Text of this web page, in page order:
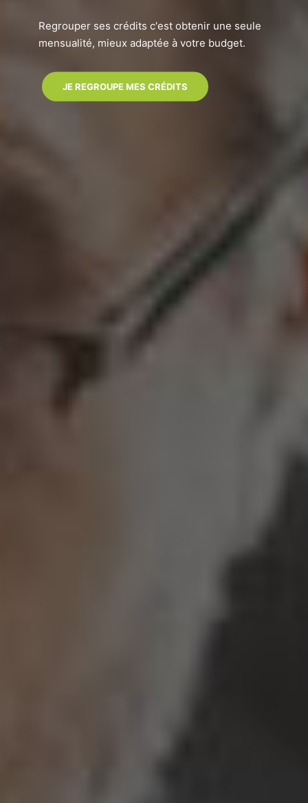
Regrouper ses crédits c'est obtenir une seule
mensualité, mieux adaptée à votre budget.
JE REGROUPE MES CRÉDITS